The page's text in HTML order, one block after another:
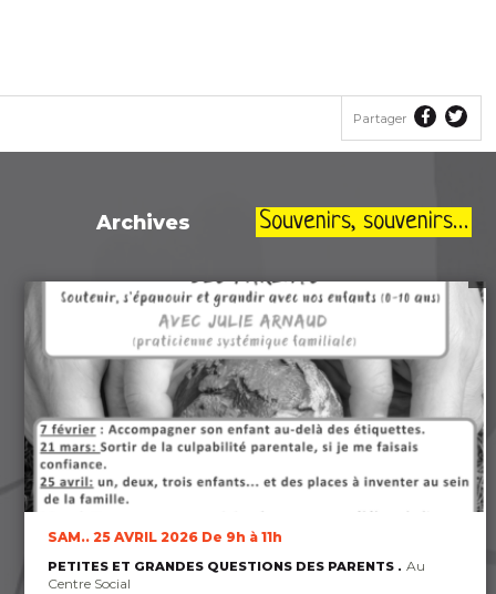
Partager
Partager
le
le
Archives Souvenirs, souvenirs…
SAM.. 25 AVRIL 2026 De 9h à 11h
PETITES ET GRANDES QUESTIONS DES PARENTS
Au
Centre Social